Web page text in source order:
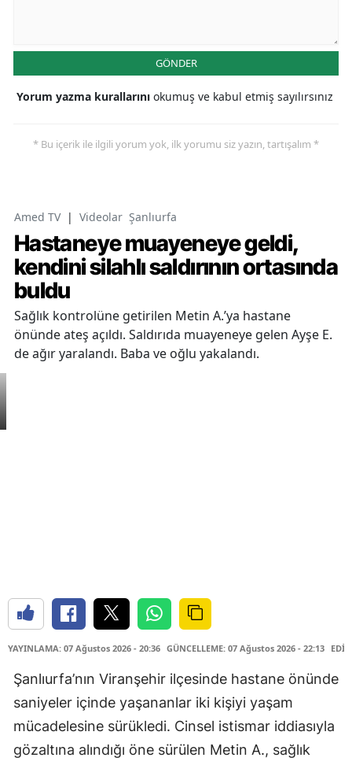
GÖNDER
Yorum yazma kurallarını okumuş ve kabul etmiş sayılırsınız
* Bu içerik ile ilgili yorum yok, ilk yorumu siz yazın, tartışalım *
Amed TV | Videolar Şanlıurfa
Hastaneye muayeneye geldi,
kendini silahlı saldırının ortasında
buldu
Sağlık kontrolüne getirilen Metin A.’ya hastane
önünde ateş açıldı. Saldırıda muayeneye gelen Ayşe E.
de ağır yaralandı. Baba ve oğlu yakalandı.
YAYINLAMA: 07 Ağustos 2026 - 20:36 GÜNCELLEME: 07 Ağustos 2026 - 22:13
Şanlıurfa’nın Viranşehir ilçesinde hastane önünde
saniyeler içinde yaşananlar iki kişiyi yaşam
mücadelesine sürükledi. Cinsel istismar iddiasıyla
gözaltına alındığı öne sürülen Metin A., sağlık